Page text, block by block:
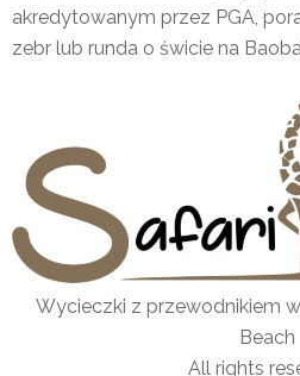
akredytowanym przez PGA,
zebr lub runda o świcie na
Wycieczki z przewodnikiem
Beach
All rights